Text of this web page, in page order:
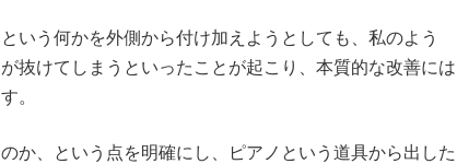
いう何かを外側から付け加えようとしても、私のよう
抜けてしまうといったことが起こり、本質的な改善には
。
か、という点を明確にし、ピアノという道具から出した